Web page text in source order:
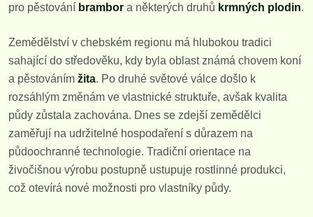
pro pěstování brambor a některých druhů krmných plodin.
Zemědělství v chebském regionu má hlubokou tradici
sahající do středověku, kdy byla oblast známá chovem koní
a pěstováním žita. Po druhé světové válce došlo k
rozsáhlým změnám ve vlastnické struktuře, avšak kvalita
půdy zůstala zachována. Dnes se zdejší zemědělci
zaměřují na udržitelné hospodaření s důrazem na
půdoochranné technologie. Tradiční orientace na
živočišnou výrobu postupně ustupuje rostlinné produkci,
což otevírá nové možnosti pro vlastníky půdy.